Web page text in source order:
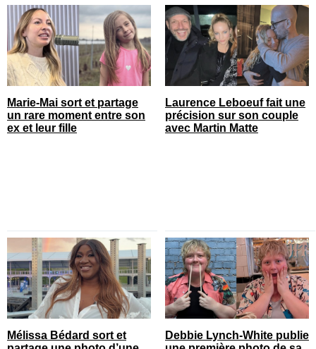
Marie-Mai sort et partage
un rare moment entre son
ex et leur fille
Laurence Leboeuf fait une
précision sur son couple
avec Martin Matte
Mélissa Bédard sort et
Debbie Lynch-White publie